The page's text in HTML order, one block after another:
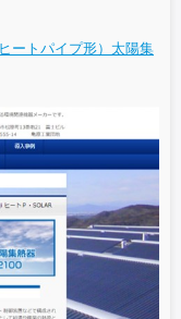
ートパイプ形）太陽集